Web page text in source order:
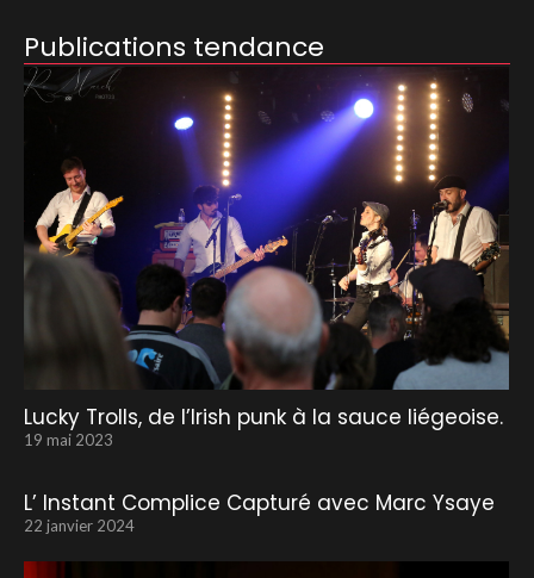
Publications tendance
Lucky Trolls, de l’Irish punk à la sauce liégeoise.
19 mai 2023
L’ Instant Complice Capturé avec Marc Ysaye
22 janvier 2024